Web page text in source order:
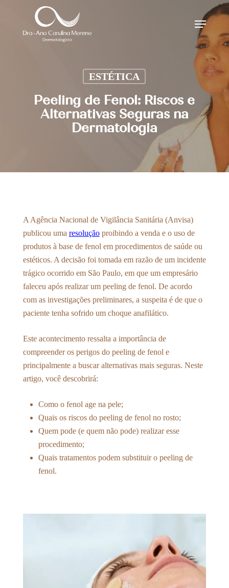
Menu
ESTÉTICA
Peeling de Fenol: Riscos e
Alternativas Seguras na
Dermatologia
A Agência Nacional de Vigilância Sanitária (Anvisa)
publicou uma resoluçãoproibindo a venda e o uso de
produtos à base de fenol em procedimentos de saúde ou
estéticos. A decisão foi tomada em razão de um incidente
trágico ocorrido em São Paulo, em que um empresário
faleceu após realizar um peeling de fenol. De acordo
com as investigações preliminares, a suspeita é de que o
paciente tenha sofrido um choque anafilático.
Este acontecimento ressalta a importância de
compreender os perigos do peeling de fenol e
principalmente a buscar alternativas mais seguras. Neste
artigo, você descobrirá:
Como o fenol age na pele;
Quais os riscos do peeling de fenol no rosto;
Quem pode (e quem não pode) realizar esse
procedimento;
Quais tratamentos podem substituir o peeling de
fenol.